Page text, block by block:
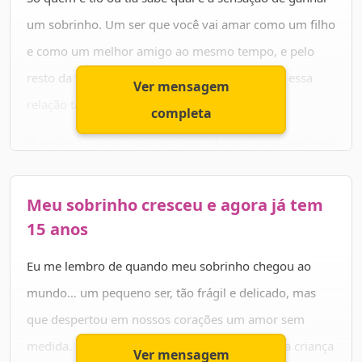
toda a felicidade que merece!
Feliz aniversário de sua mãe que te ama muito!
um sobrinho. Um ser que você vai amar como um filho
e como um melhor amigo ao mesmo tempo, e pelo
resto da vida. Não tem nada que se compare a essa
isso por muito mais tempo. Não importa a idade que
ele faça, para mim, sempre continuará sendo meu
curar joelhos ou corações partidos.
Meu querido, tudo o que quero dizer é que amo você e
te desejo um feliz aniversário! Parabéns pelos seus 15
Ver mensagem
completa
Meu sobrinho cresceu e agora já tem
15 anos
Eu me lembro de quando meu sobrinho chegou ao
mundo… um pequeno ser, tão frágil e delicado, mas
que despertou em nossos corações um amor sem
medida. Depois, ver aquele bebê se tornar uma criança
Ver mensagem